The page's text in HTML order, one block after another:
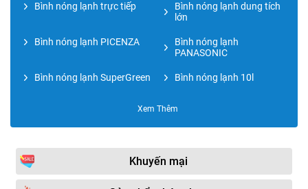
Bình nóng lạnh trực tiếp
Bình nóng lạnh dung tích
lớn
Bình nóng lạnh PICENZA
Bình nóng lạnh
PANASONIC
Bình nóng lạnh SuperGreen Bình nóng lạnh 10l
Bình nóng lạnh CENTON Bình nóng lạnh Rheem
Bình nóng lạnh 15l
Bình nóng lạnh RAPIDO
OBEL
Xem Thêm
Khuyến mại